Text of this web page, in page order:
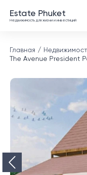
Estate Phuket
Недвижимость для жизни и инвестиций
Главная
The Avenue President